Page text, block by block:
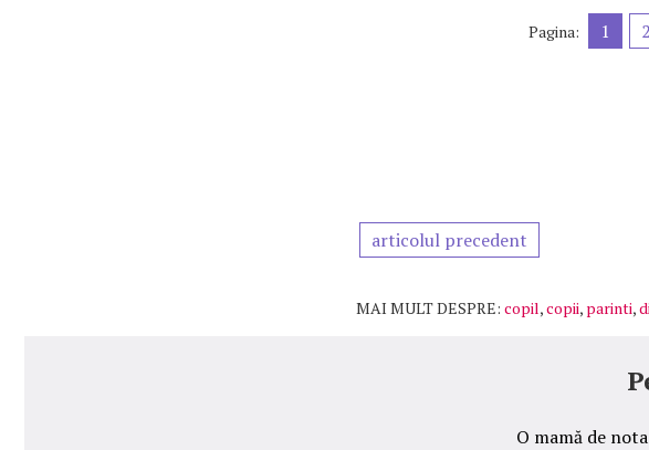
Pagina: 1 2
articolul precedent
MAI MULT DESPRE: copil,copii, parinti,
O mamă de